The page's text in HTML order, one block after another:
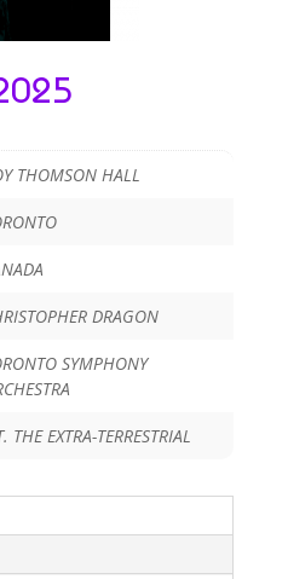
THOMSON HALL
DRAGON
SYMPHONY
THE EXTRA-TERRESTRIAL